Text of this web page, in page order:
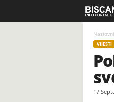
VIJESTI
17